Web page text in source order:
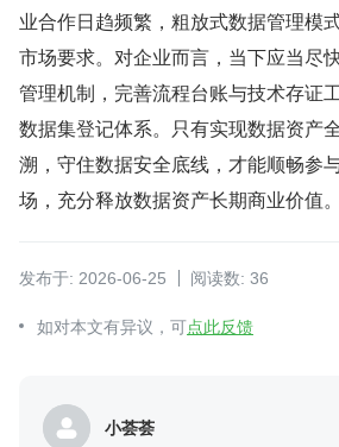
业合作日趋频繁，粗放式数据管理模
市场要求。对企业而言，当下应当尽
管理机制，完善流程台账与技术存证
数据集登记体系。只有实现数据资产
溯，守住数据安全底线，才能顺畅参
场，充分释放数据资产长期商业价值。
发布于: 2026-06-25 阅读数: 36
如对本文有异议，可点此反馈
小荟荟